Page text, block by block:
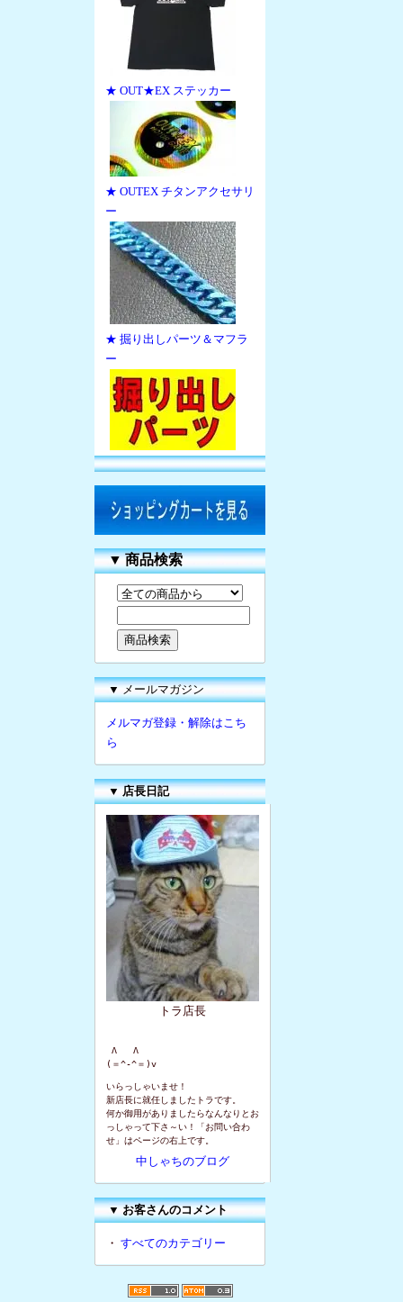
★ OUT★EX ステッカー
★ OUTEX チタンアクセサリ
ー
★ 掘り出しパーツ＆マフラ
ー
▼商品検索
▼ メールマガジン
メルマガ登録・解除はこち
ら
▼ 店長日記
トラ店長
Λ   Λ
(＝^-^＝)v
いらっしゃいませ！
新店長に就任しましたトラです。
何か御用がありましたらなんなりとお
っしゃって下さ～い！「お問い合わ
せ」はページの右上です。
中しゃちのブログ
▼お客さんのコメント
・ すべてのカテゴリー